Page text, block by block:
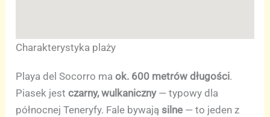
Charakterystyka plaży
Playa del Socorro maok. 600 metrów długości.
Piasek jestczarny, wulkaniczny— typowy dla
północnej Teneryfy. Fale bywają silne — to jeden z